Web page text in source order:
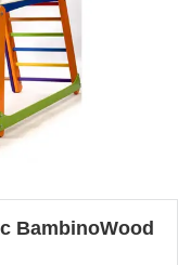
BambinoWood